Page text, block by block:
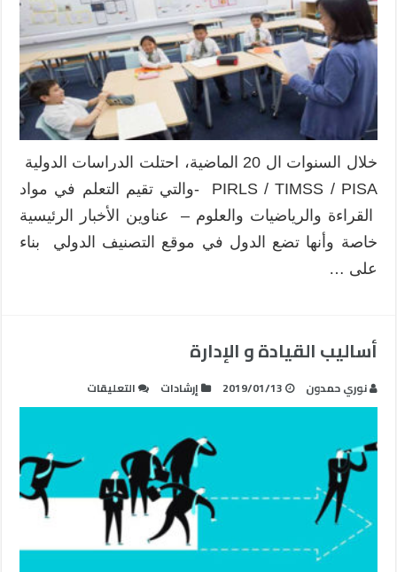
معرفته
عن
الدراسات
الدولية
PISA
TIMSS
PIRLS
مغلقة
خلال السنوات ال 20 الماضية، احتلت الدراسات الدولية
PIRLS / TIMSS / PISA -والتي تقيم التعلم في مواد
القراءة والرياضيات والعلوم – عناوين الأخبار الرئيسية
خاصة وأنها تضع الدول في موقع التصنيف الدولي بناء
على …
أساليب القيادة و الإدارة
نوري حمدون 2019/01/13 إرشادات التعليقات
أساليب
الإدارة